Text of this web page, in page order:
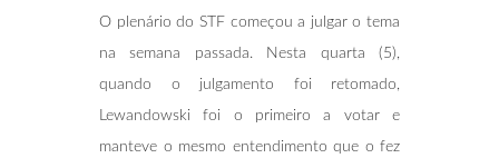
O plenário do STF começou a julgar o tema
na semana passada. Nesta quarta (5),
quando o julgamento foi retomado,
Lewandowski foi o primeiro a votar e
manteve o mesmo entendimento que o fez